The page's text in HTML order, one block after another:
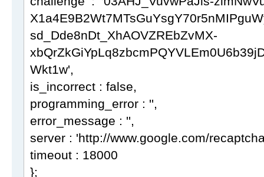
sd_Dde8nDt_XhAOVZREbZvMX-
Wkt1w',
is_incorrect : false,
programming_error : '',
error_message : '',
server : 'http://www.google.com/
timeout : 18000
};